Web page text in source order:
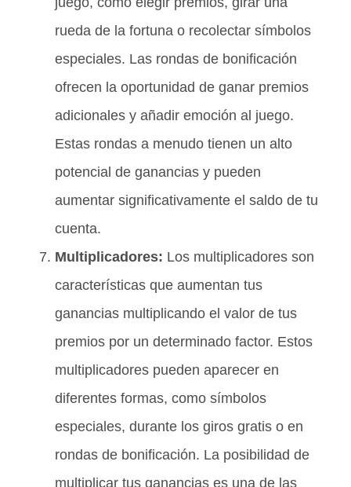
rueda de la fortuna o recolectar símbolos
especiales. Las rondas de bonificación
ofrecen la oportunidad de ganar premios
adicionales y añadir emoción al juego.
Estas rondas a menudo tienen un alto
potencial de ganancias y pueden
aumentar significativamente el saldo de tu
cuenta.
Multiplicadores: Los multiplicadores son
características que aumentan tus
ganancias multiplicando el valor de tus
premios por un determinado factor. Estos
multiplicadores pueden aparecer en
diferentes formas, como símbolos
especiales, durante los giros gratis o en
rondas de bonificación. La posibilidad de
multiplicar tus ganancias es una de las